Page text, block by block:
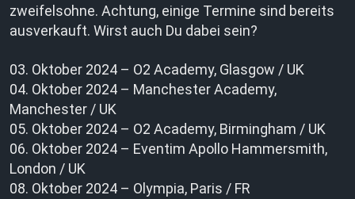
zweifelsohne. Achtung, einige Termine sind bereits
ausverkauft. Wirst auch Du dabei sein?
03. Oktober 2024 – O2 Academy, Glasgow / UK
04. Oktober 2024 – Manchester Academy,
Manchester / UK
05. Oktober 2024 – O2 Academy, Birmingham / UK
06. Oktober 2024 – Eventim Apollo Hammersmith,
London / UK
08. Oktober 2024 – Olympia, Paris / FR